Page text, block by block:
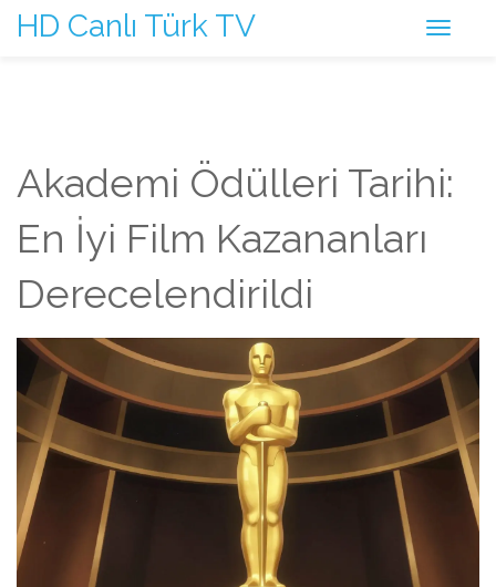
HD Canlı Türk TV
Akademi Ödülleri Tarihi:
En İyi Film Kazananları
Derecelendirildi